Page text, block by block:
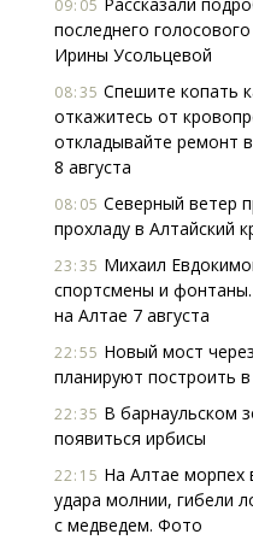
09:05
последнего
Ирины Усольцевой
08:35 Спешите копать
откажитесь от
откладывайте ремонт
8 августа
08:05 Северный ветер
прохладу в Алтайский
23:35 Михаил
спортсмены и
на Алтае 7 августа
22:55 Новый мост
планируют построить
22:35 В барнаульском
появиться ирбисы
22:15 На Алтае морпех
удара молнии, гибели
с медведем. Фото